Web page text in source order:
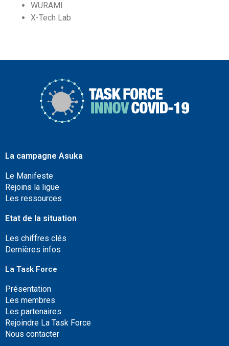
WURAMI
X-Tech Lab
La campagne Asuka
Le Manifeste
Rejoins la ligue
Les ressources
Etat de la situation
Les chiffres clés
Dernières infos
La Task Force
Présentation
Les membres
Les partenaires
Rejoindre La Task Force
Nous contacter